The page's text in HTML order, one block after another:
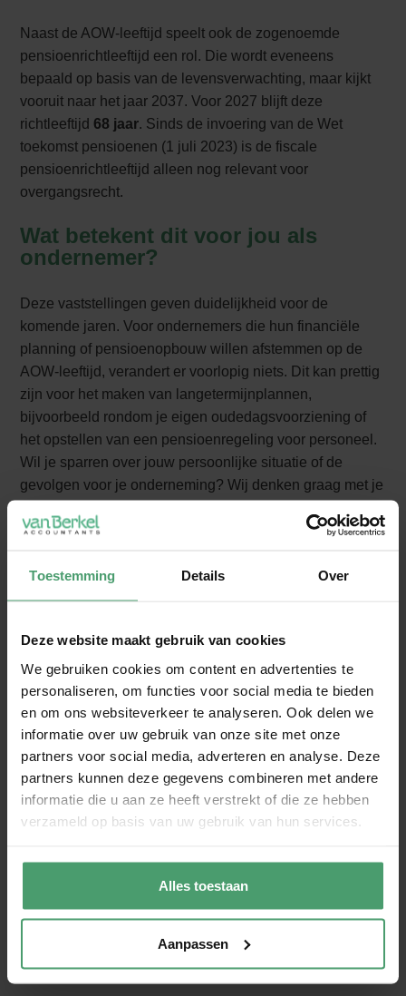
Toestemming Details Over
Deze website maakt gebruik van cookies
We gebruiken cookies om content en advertenties te
personaliseren, om functies voor social media te bieden
en om ons websiteverkeer te analyseren. Ook delen we
informatie over uw gebruik van onze site met onze
partners voor social media, adverteren en analyse. Deze
partners kunnen deze gegevens combineren met andere
informatie die u aan ze heeft verstrekt of die ze hebben
verzameld op basis van uw gebruik van hun services.
Alles toestaan
Aanpassen
Naast de AOW-leeftijd speelt ook de zogenoemde
pensioenrichtleeftijd een rol. Die wordt eveneens
bepaald op basis van de levensverwachting, maar kijkt
vooruit naar het jaar 2037. Voor 2027 blijft deze
richtleeftijd 68 jaar. Sinds de invoering van de Wet
toekomst pensioenen (1 juli 2023) is de fiscale
pensioenrichtleeftijd alleen nog relevant voor
overgangsrecht.
Wat betekent dit voor jou als
ondernemer?
Deze vaststellingen geven duidelijkheid voor de
komende jaren. Voor ondernemers die hun financiële
planning of pensioenopbouw willen afstemmen op de
AOW-leeftijd, verandert er voorlopig niets. Dit kan prettig
zijn voor het maken van langetermijnplannen,
bijvoorbeeld rondom je eigen oudedagsvoorziening of
het opstellen van een pensioenregeling voor personeel.
Wil je sparren over jouw persoonlijke situatie of de
gevolgen voor je onderneming? Wij denken graag met je
Hieraan kunnen geen rechten worden
dan altijd contact op voor een advies op
maat.